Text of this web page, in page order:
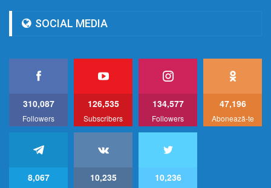
SOCIAL MEDIA
310,087
Followers
126,535
Subscribers
134,577
Followers
47,196
Abonează-te
8,067 10,235 10,236